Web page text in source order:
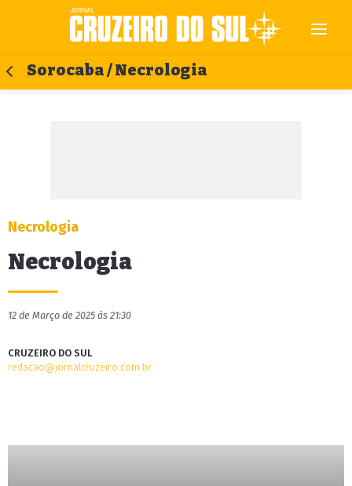
Sorocaba / Necrologia
Necrologia
Necrologia
12 de Março de 2025 às 21:30
CRUZEIRO DO SUL
redacao@jornalcruzeiro.com.br